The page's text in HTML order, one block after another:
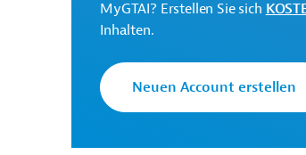
Projekte
MyGTAI? Erstellen Sie sich
Inhalten.
Neuen Account erstellen